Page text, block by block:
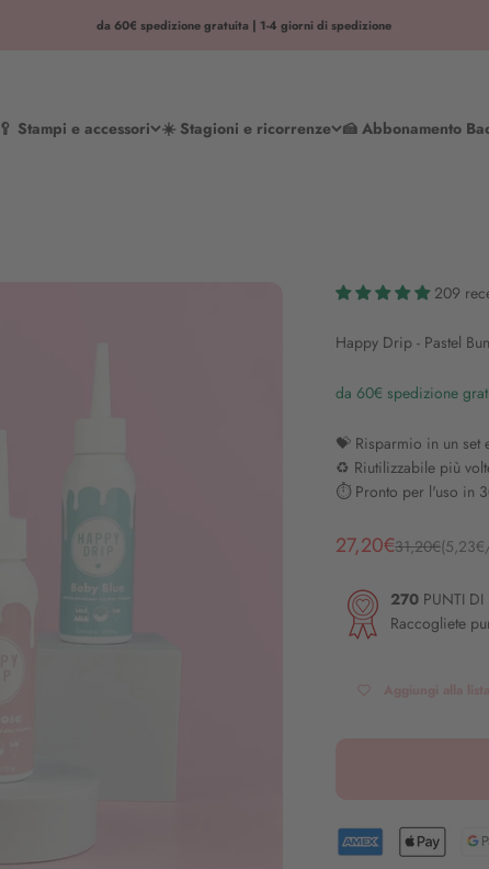
da 60€ spedizione gratuita | 1-4 giorni di spedizione
🥄 Stampi e accessori ☀️ Stagioni e ricorrenze 🍰 Abbonamento
209
Happy Drip - Pastel
da 60€ spedizione
💝 Risparmio in un set
♻️ Riutilizzabile più
⏱️ Pronto per l'uso in
Angebot
27,20€Regulärer
31,20€
270 PUNTI DI
Raccogliete